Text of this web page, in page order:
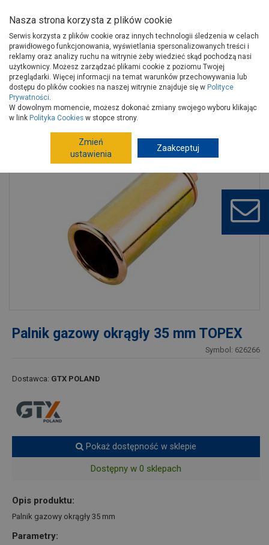
Strona główna Narzędzia
Elektronarzędzia, osprzęt
Lutownice, pistolety do kleju, opalarki
Akcesoria do lutowania, klejenia
Palnik gazowy okrągły 35 mm TOPEX
Palnik gazowy okrągły 35 mm TOPEX
Symbol: 626266
Dostawca: GTX POLAND
Pokaż dostępność w sklepie
Dostępny w 0 sklepach
Opis produktu:
Palnik gazowy okrągły 35 mm
Parametry:
Nasza strona korzysta z plików cookie
Serwis korzysta z plików cookie oraz innych technologii śledzenia w celach
prawidłowego funkcjonowania, wyświetlania spersonalizowanych treści i
reklamy oraz analizy ruchu na witrynie żeby wiedzieć skąd pochodzą nasi
użytkownicy. Możesz zarządzać plikami cookie z poziomu Twojej
przeglądarki. Więcej informacji na temat warunków przechowywania lub
dostępu do plików cookies na naszej witrynie znajduje się w Polityce
Prywatności.
W dowolnym momencie, możesz dokonać zmiany swojego wyboru klikając
w link Polityka Cookies w stopce strony.
Zmień
ustawienia
Zaakceptuj